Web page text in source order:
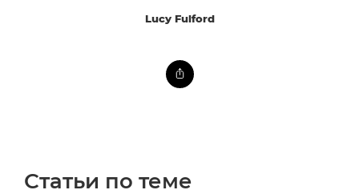
Lucy Fulford
Статьи по теме